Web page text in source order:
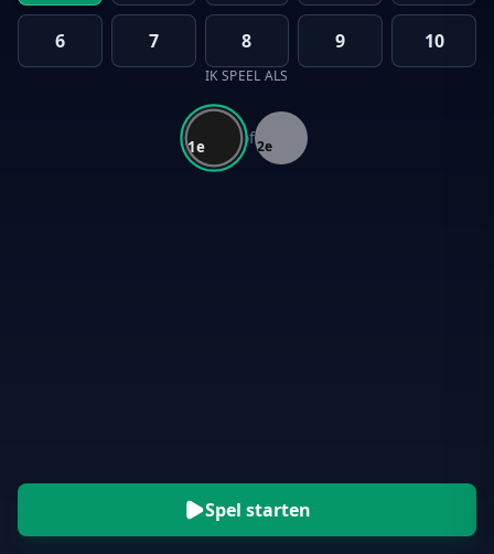
6 7 8 9 10
IK SPEEL ALS
1e of2e
Spel starten